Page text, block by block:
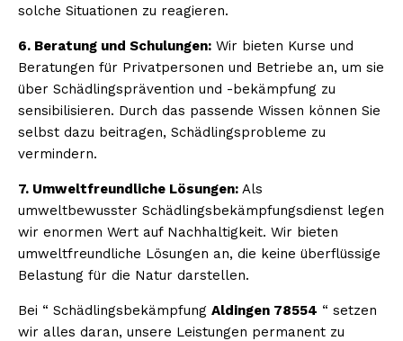
solche Situationen zu reagieren.
6. Beratung und Schulungen: Wir bieten Kurse und
Beratungen für Privatpersonen und Betriebe an, um sie
über Schädlingsprävention und -bekämpfung zu
sensibilisieren. Durch das passende Wissen können Sie
selbst dazu beitragen, Schädlingsprobleme zu
vermindern.
7. Umweltfreundliche Lösungen: Als
umweltbewusster Schädlingsbekämpfungsdienst legen
wir enormen Wert auf Nachhaltigkeit. Wir bieten
umweltfreundliche Lösungen an, die keine überflüssige
Belastung für die Natur darstellen.
Bei “ Schädlingsbekämpfung Aldingen 78554 “ setzen
wir alles daran, unsere Leistungen permanent zu